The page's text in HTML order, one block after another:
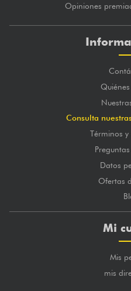
Opiniones
Consulta
Términos y
Datos
Ofertas
Mi
Mis
mis